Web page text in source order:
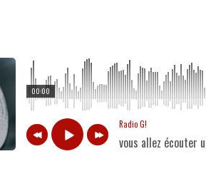
00:00
Radio G!
vous allez écouter